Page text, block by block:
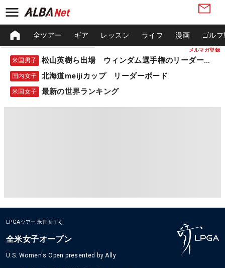
メルマガ登録
全ツアー ギア レッスン ライフ 漫画 ゴル
米国男子 松山英樹ら出場 ウィンダム選手権のリーダーボード
国内女子 北海道meijiカップ リーダーボード
米国女子 最新の世界ランキング
LPGAツアー 米国女子
全米女子オープン
U.S. Women's Open presented by Ally